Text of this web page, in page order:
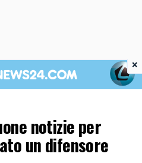
notizie per
un difensore
×